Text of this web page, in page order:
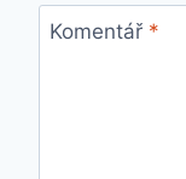
Komentář *